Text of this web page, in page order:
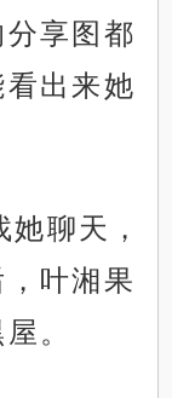
享图都
出来她
聊天，
叶湘果
。